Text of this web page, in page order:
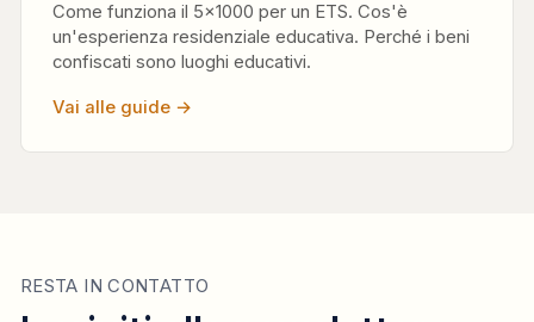
Come funziona il 5×1000 per un ETS. Cos'è
un'esperienza residenziale educativa. Perché i beni
confiscati sono luoghi educativi.
Vai alle guide →
RESTA IN CONTATTO